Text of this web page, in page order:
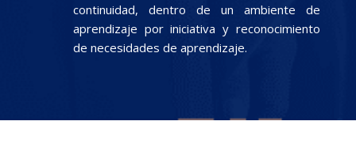
continuidad, dentro de un ambiente de
aprendizaje por iniciativa y reconocimiento
de necesidades de aprendizaje.